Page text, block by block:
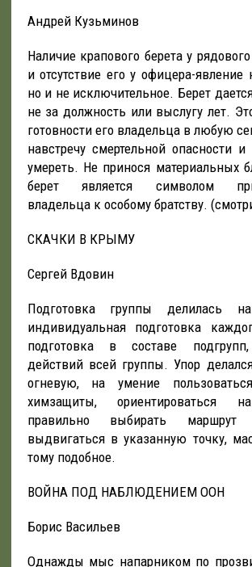
Андрей Кузьминов
Наличие крапового берета у
и отсутствие его у офицера-
но и не исключительное. Берет
не за должность или выслугу лет.
готовности его владельца в любую
навстречу смертельной опасности
умереть. Не при­нося материальных
берет является символом
владельца к особому братству.
СКАЧКИ В КРЫМУ
Сергей Вдовин
Подготовка группы делилась
индивидуальная подготовка
подготовка в составе
действий всей группы. Упор
огневую, на умение
химзащиты, ориентироваться
правильно выбирать
выдвигаться в указанную точку,
тому подобное.
ВОЙНА ПОД НАБЛЮДЕНИЕМ ООН
Борис Васильев
Однажды мыс напарником по